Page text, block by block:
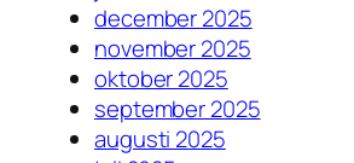
december 2025
november 2025
oktober 2025
september 2025
augusti 2025